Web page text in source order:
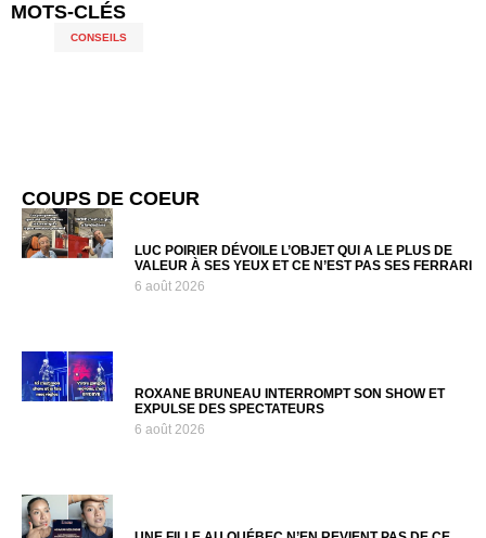
MOTS-CLÉS
CONSEILS
COUPS DE COEUR
LUC POIRIER DÉVOILE L’OBJET QUI A LE PLUS DE
VALEUR À SES YEUX ET CE N’EST PAS SES FERRARI
6 août 2026
ROXANE BRUNEAU INTERROMPT SON SHOW ET
EXPULSE DES SPECTATEURS
6 août 2026